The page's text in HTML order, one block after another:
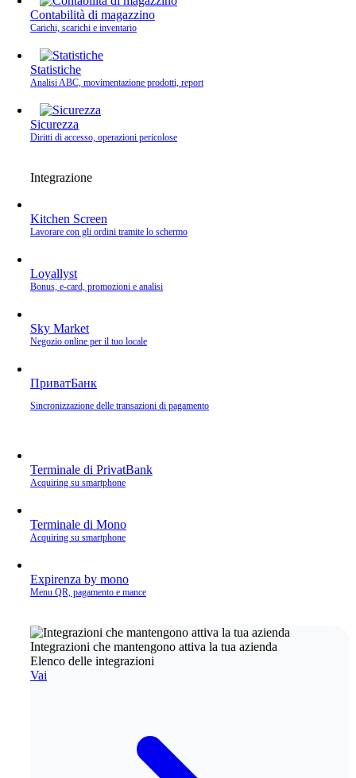
Contabilità di magazzino
Carichi, scarichi e inventario
Statistiche
Analisi ABC, movimentazione prodotti, report
Sicurezza
Diritti di accesso, operazioni pericolose
Integrazione
Kitchen Screen
Lavorare con gli ordini tramite lo schermo
Loyallyst
Bonus, e‑card, promozioni e analisi
Sky Market
Negozio online per il tuo locale
ПриватБанк
Sincronizzazione delle transazioni di pagamento
Terminale di PrivatBank
Acquiring su smartphone
Terminale di Mono
Acquiring su smartphone
Expirenza by mono
Menu QR, pagamento e mance
Integrazioni che mantengono attiva la tua azienda
Elenco delle integrazioni
Vai